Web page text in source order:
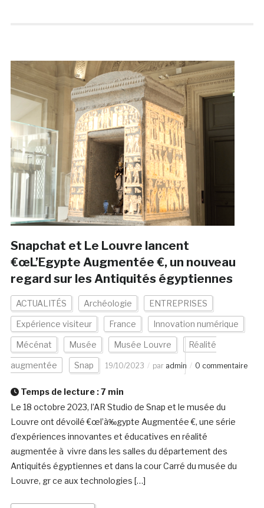
Snapchat et Le Louvre lancent
€œL’Egypte Augmentée €, un nouveau
regard sur les Antiquités égyptiennes
ACTUALITÉS Archéologie ENTREPRISES
Expérience visiteur France Innovation numérique
Mécénat Musée Musée Louvre Réalité
augmentée Snap 19/10/2023 par admin 0 commentaire
Temps de lecture :7 min
Le 18 octobre 2023, l’AR Studio de Snap et le musée du
Louvre ont dévoilé €œl’à‰gypte Augmentée €, une série
d’expériences innovantes et éducatives en réalité
augmentée à vivre dans les salles du département des
Antiquités égyptiennes et dans la cour Carré du musée du
Louvre, gr ce aux technologies […]